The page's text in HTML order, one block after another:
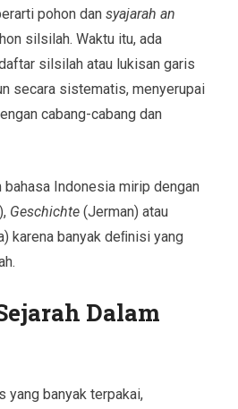
pohon dan syajarah an
silsilah. Waktu itu, ada
silsilah atau lukisan garis
secara sistematis, menyerupai
cabang-cabang dan
Indonesia mirip dengan
Geschichte (Jerman) atau
karena banyak deﬁnisi yang
Dalam
yang banyak terpakai,